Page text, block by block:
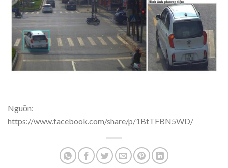
Nguồn:
https://www.facebook.com/share/p/1BtTFBN5WD/